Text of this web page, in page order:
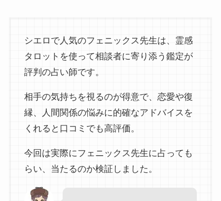
シエロで人気のフェニックス先生は、霊感
タロットを使って相談者に寄り添う鑑定が
評判の占い師です。
相手の気持ちを視るのが得意で、恋愛や復
縁、人間関係の悩みに的確なアドバイスを
くれると口コミでも高評価。
今回は実際にフェニックス先生に占っても
らい、当たるのか検証しました。